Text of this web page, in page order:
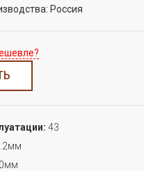
Россия
43